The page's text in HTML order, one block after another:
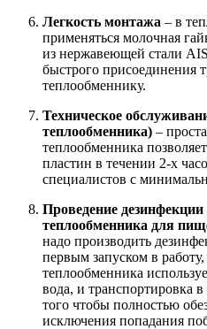
Легкость монтажа – в
применяться молочная
из нержавеющей стали
быстрого присоединения
теплообменнику.
Техническое
теплообменника) –
теплообменника
пластин в течении 2-х
специалистов с
Проведение
теплообменника для
надо производить
первым запуском в
теплообменника
вода, и транспортировка
того чтобы полностью
исключения попадания